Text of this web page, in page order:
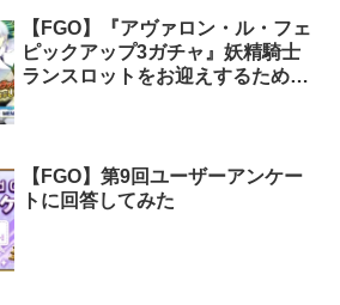
【FGO】『アヴァロン・ル・フェ
ピックアップ3ガチャ』妖精騎士
ランスロットをお迎えするため引
【FGO】第9回ユーザーアンケー
トに回答してみた